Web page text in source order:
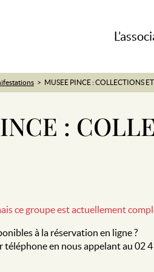
MUSEE PINCE : COLLECTIONS
:
ce groupe est actuellement
à la réservation en ligne ?
téléphone en nous appelant au 02